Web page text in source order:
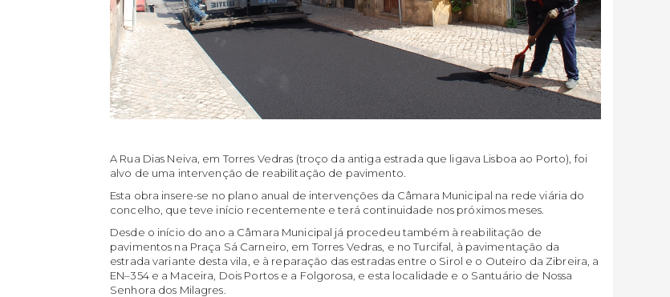
A Rua Dias Neiva, em Torres Vedras (troço da antiga estrada que ligava Lisboa ao Porto), foi
alvo de uma intervenção de reabilitação de pavimento.
Esta obra insere-se no plano anual de intervenções da Câmara Municipal na rede viária do
concelho, que teve início recentemente e terá continuidade nos próximos meses.
Desde o início do ano a Câmara Municipal já procedeu também à reabilitação de
pavimentos na Praça Sá Carneiro, em Torres Vedras, e no Turcifal, à pavimentação da
estrada variante desta vila, e à reparação das estradas entre o Sirol e o Outeiro da Zibreira, a
EN–354 e a Maceira, Dois Portos e a Folgorosa, e esta localidade e o Santuário de Nossa
Senhora dos Milagres.